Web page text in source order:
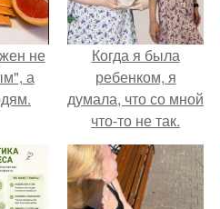
не
а
Когда я была
ребенком, я
думала, что со мной
что-то не так.